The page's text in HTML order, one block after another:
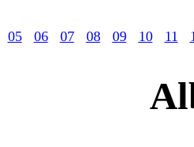
05 06 07 08 09 10 11